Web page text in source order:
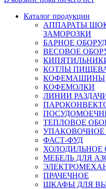
Каталог продукции
АППАРАТЫ
ЗАМОРОЗКИ
БАРНОЕ
ВЕСОВОЕ
КОТЛЫ
КОФЕМАШИНЫ
КОФЕМОЛКИ
ЛИНИИ
ТЕПЛОВОЕ
УПАКОВОЧНОЕ
ФАСТ-ФУД
ХОЛОДИЛЬНОЕ
МЕБЕЛЬ ДЛЯ
ПРАЧЕЧНОЕ
ШКАФЫ ДЛЯ